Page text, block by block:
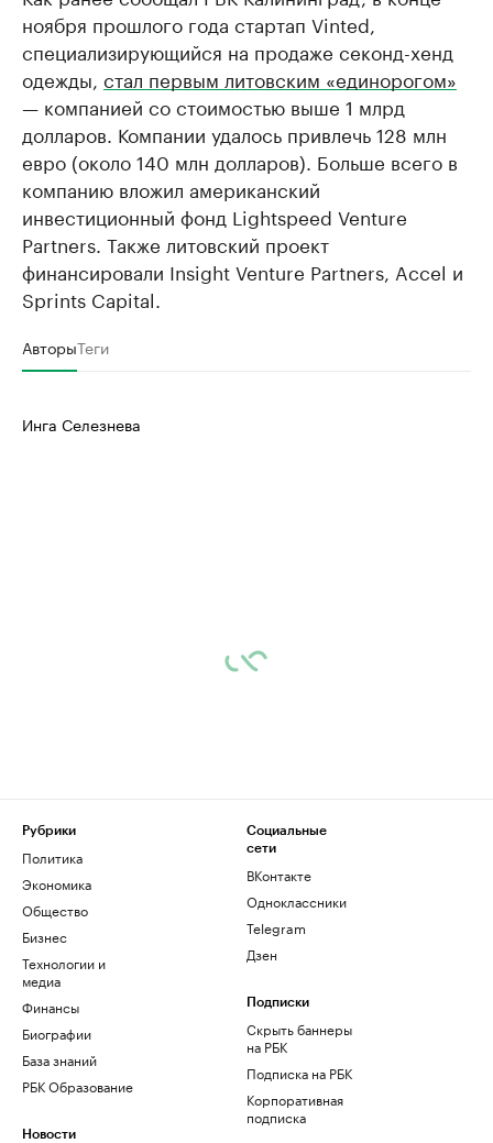
ноября прошлого года стартап Vinted,
специализирующийся на продаже секонд-хенд
одежды, стал первым литовским «единорогом»
— компанией со стоимостью выше 1 млрд
долларов. Компании удалось привлечь 128 млн
евро (около 140 млн долларов). Больше всего в
компанию вложил американский
инвестиционный фонд Lightspeed Venture
Partners. Также литовский проект
финансировали Insight Venture Partners, Accel и
Sprints Capital.
АвторыТеги
Инга Селезнева
Рубрики
Политика
Экономика
Общество
Бизнес
Технологии и
медиа
Финансы
Биографии
База знаний
РБК Образование
Новости
Социальные
сети
ВКонтакте
Одноклассники
Telegram
Дзен
Подписки
Скрыть баннеры
на РБК
Подписка на РБК
Корпоративная
подписка